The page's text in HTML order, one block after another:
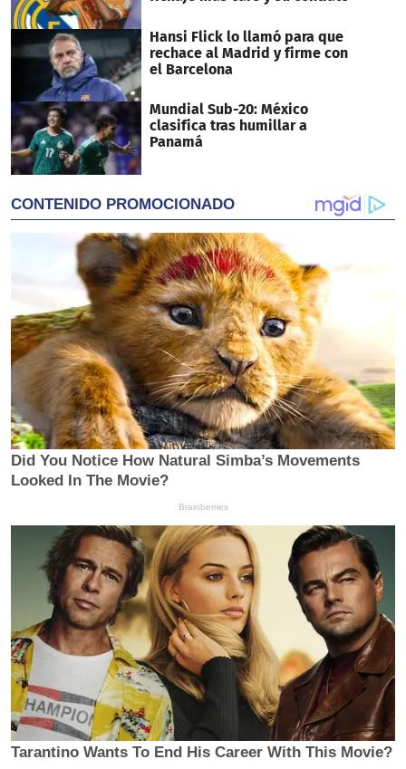
Hansi Flick lo llamó para que
rechace al Madrid y firme con
el Barcelona
Mundial Sub-20: México
clasifica tras humillar a
Panamá